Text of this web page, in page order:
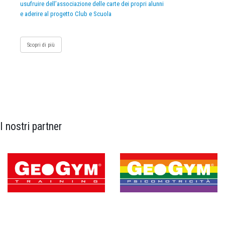
usufruire dell’associazione delle carte dei propri alunni
e aderire al progetto Club e Scuola
Scopri di più
I nostri partner